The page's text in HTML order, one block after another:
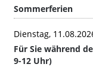
Sommerferien
Dienstag,
Für Sie während
9-12 Uhr)